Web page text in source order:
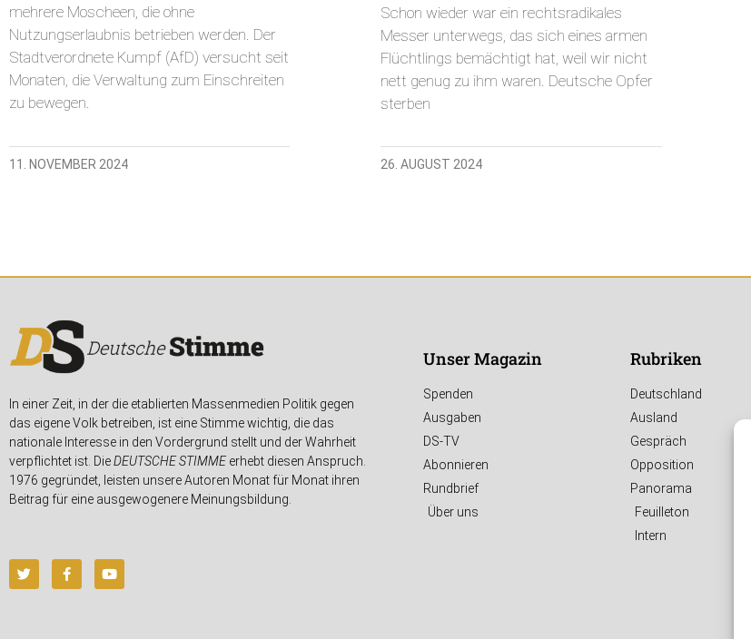
mehrere Moscheen, die ohne
Nutzungserlaubnis betrieben werden. Der
Stadtverordnete Kumpf (AfD) versucht seit
Monaten, die Verwaltung zum Einschreiten
zu bewegen.
11. NOVEMBER 2024
Schon wieder war ein rechtsradikales
Messer unterwegs, das sich eines armen
Flüchtlings bemächtigt hat, weil wir nicht
nett genug zu ihm waren. Deutsche Opfer
sterben
26. AUGUST 2024
In einer Zeit, in der die etablierten Massenmedien Politik gegen
das eigene Volk betreiben, ist eine Stimme wichtig, die das
nationale Interesse in den Vordergrund stellt und der Wahrheit
verpflichtet ist. DieDEUTSCHE STIMMEerhebt diesen Anspruch.
1976 gegründet, leisten unsere Autoren Monat für Monat ihren
Beitrag für eine ausgewogenere Meinungsbildung.
Unser Magazin
Spenden
Ausgaben
DS-TV
Abonnieren
Rundbrief
Über uns
Rubriken
Deutschland
Ausland
Gespräch
Opposition
Panorama
Feuilleton
Intern